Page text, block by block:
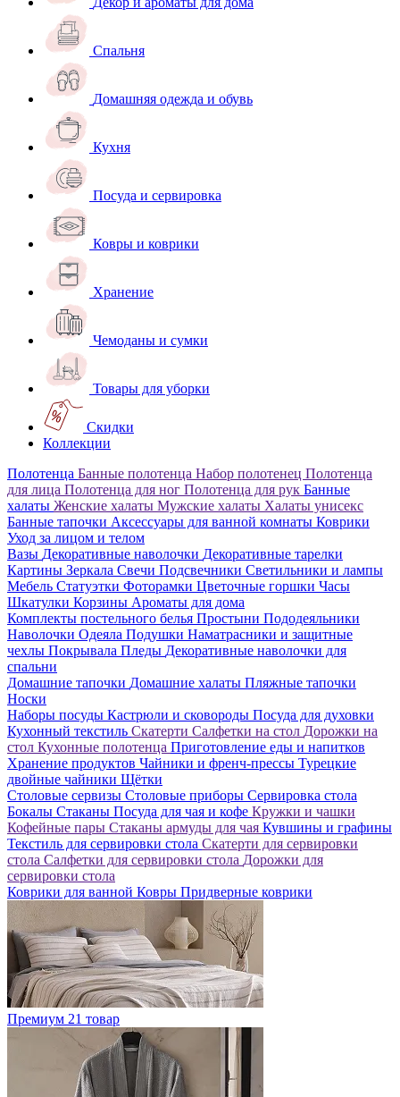
Спальня
Домашняя одежда и обувь
Кухня
Посуда и сервировка
Ковры и коврики
Хранение
Чемоданы и сумки
Товары для уборки
Скидки
Коллекции
Полотенца Банные полотенца Набор полотенец Полотенца
для лица Полотенца для ног Полотенца для рук Банные
халаты Женские халаты Мужские халаты Халаты унисекс
Банные тапочки Аксессуары для ванной комнаты Коврики
Уход за лицом и телом
Вазы Декоративные наволочки Декоративные тарелки
Картины Зеркала Свечи Подсвечники Светильники и лампы
Мебель Статуэтки Фоторамки Цветочные горшки Часы
Шкатулки Корзины Ароматы для дома
Комплекты постельного белья Простыни Пододеяльники
Наволочки Одеяла Подушки Наматрасники и защитные
чехлы Покрывала Пледы Декоративные наволочки для
спальни
Домашние тапочки Домашние халаты Пляжные тапочки
Носки
Наборы посуды Кастрюли и сковороды Посуда для духовки
Кухонный текстиль Скатерти Салфетки на стол Дорожки на
стол Кухонные полотенца Приготовление еды и напитков
Хранение продуктов Чайники и френч-прессы Турецкие
двойные чайники Щётки
Столовые сервизы Столовые приборы Сервировка стола
Бокалы Стаканы Посуда для чая и кофе Кружки и чашки
Кофейные пары Стаканы армуды для чая Кувшины и графины
Текстиль для сервировки стола Скатерти для сервировки
стола Салфетки для сервировки стола Дорожки для
сервировки стола
Коврики для ванной Ковры Придверные коврики
Премиум 21 товар